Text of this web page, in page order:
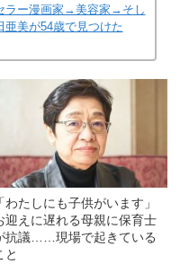
ラー漫画家→美容家→そし
美が54歳で見つけた
「わたしにも子供がいます」
迎えに遅れる母親に保育士
抗議……現場で起きている
と